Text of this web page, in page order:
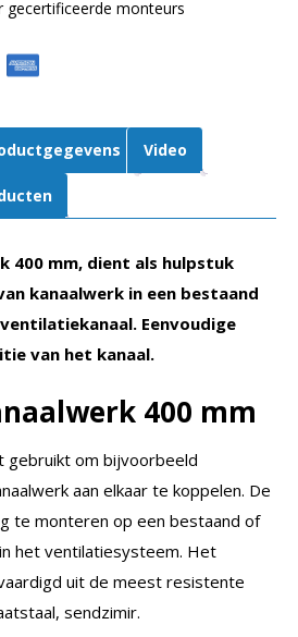
gecertificeerde monteurs
Video
400 mm, dient als hulpstuk
kanaalwerk in een bestaand
Eenvoudige
van het kanaal.
400 mm
om bijvoorbeeld
aan elkaar te koppelen. De
te monteren op een bestaand of
het ventilatiesysteem. Het
uit de meest resistente
sendzimir.